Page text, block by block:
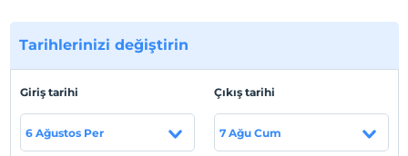
Otel koşulları
Check/in
En erken saat 10:00 ve sonrası
Check/out
Tarihlerinizi değiştirin
Giriş tarihi
6 Ağustos Per
Çıkış tarihi
7 Ağu Cum